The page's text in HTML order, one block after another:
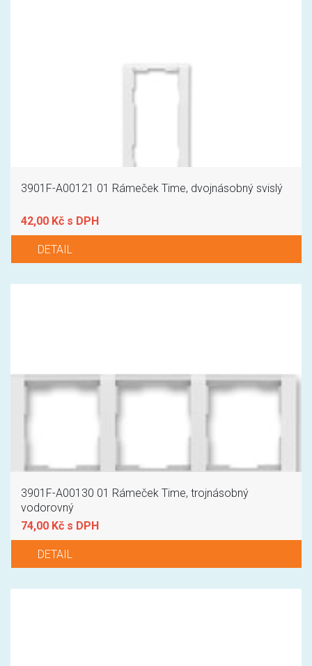
3901F-A00121 01 Rámeček Time, dvojnásobný svislý
42,00 Kč s DPH
DETAIL
3901F-A00130 01 Rámeček Time, trojnásobný
vodorovný
74,00 Kč s DPH
DETAIL